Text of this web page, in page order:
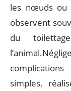
les nœuds ou
observent
du
simples,